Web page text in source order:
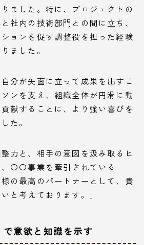
ました。特に、プロジェクトの
社内の技術部門との間に立ち、
ョンを促す調整役を担った経験
ました。
分が矢面に立って成果を出すこ
ンを支え、組織全体が円滑に動
献することに、より強い喜びを
た。
力と、相手の意図を汲み取るヒ
〇〇事業を牽引されている
の最高のパートナーとして、貴
と考えております。」
意欲と知識を示す